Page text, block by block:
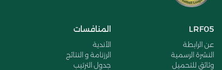
LRF05
عن الرابطة
النشرة الرسمية
وثائق للتحميل
المنافسات
الأندية
الرزنامة و النتائج
جدول الترتيب